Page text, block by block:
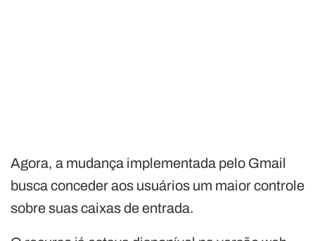
Agora, a mudança implementada pelo Gmail
busca conceder aos usuários um maior controle
sobre suas caixas de entrada.